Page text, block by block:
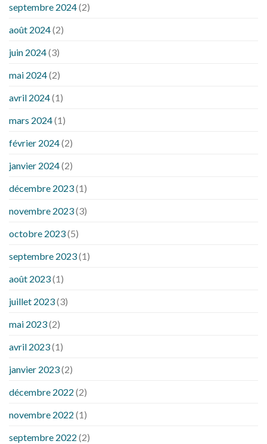
septembre 2024(2)
août 2024(2)
juin 2024(3)
mai 2024(2)
avril 2024(1)
mars 2024(1)
février 2024(2)
janvier 2024(2)
décembre 2023(1)
novembre 2023(3)
octobre 2023(5)
septembre 2023(1)
août 2023(1)
juillet 2023(3)
mai 2023(2)
avril 2023(1)
janvier 2023(2)
décembre 2022 (2)
novembre 2022 (1)
septembre 2022 (2)